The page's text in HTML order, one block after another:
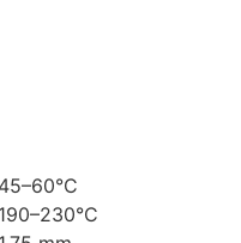
45–60°C
190–230°C